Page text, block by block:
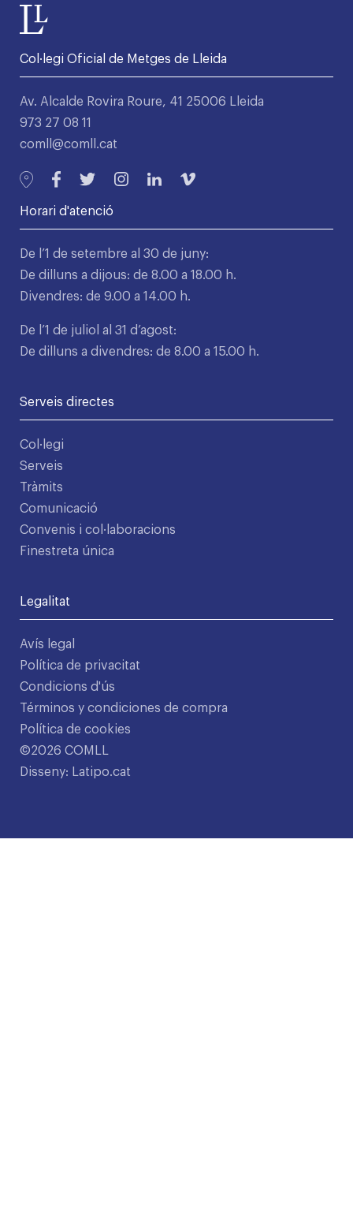
Col·legi Oficial de Metges de Lleida
Av. Alcalde Rovira Roure, 41 25006 Lleida
973 27 08 11
comll@comll.cat
Horari d'atenció
De l’1 de setembre al 30 de juny:
De dilluns a dijous: de 8.00 a 18.00 h.
Divendres: de 9.00 a 14.00 h.
De l’1 de juliol al 31 d’agost:
De dilluns a divendres: de 8.00 a 15.00 h.
Serveis directes
Col·legi
Serveis
Tràmits
Comunicació
Convenis i col·laboracions
Finestreta única
Legalitat
Avís legal
Política de privacitat
Condicions d'ús
Términos y condiciones de compra
Política de cookies
©2026 COMLL
Disseny: Latipo.cat